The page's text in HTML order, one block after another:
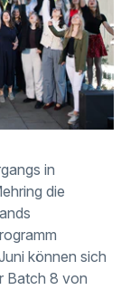
in
die
können sich
Batch 8 von